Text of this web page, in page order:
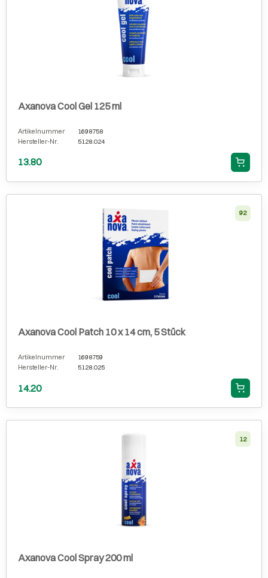
Axanova Cool Gel 125 ml
Artikelnummer
1698758
Hersteller-Nr.
5128.024
13.80
92
Axanova Cool Patch 10 x 14 cm, 5 Stück
Artikelnummer
1698759
Hersteller-Nr.
5128.025
14.20
12
Axanova Cool Spray 200 ml